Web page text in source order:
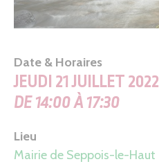
Date & Horaires
JEUDI 21 JUILLET 2022
DE 14:00 À 17:30
Lieu
Mairie de Seppois-le-Haut